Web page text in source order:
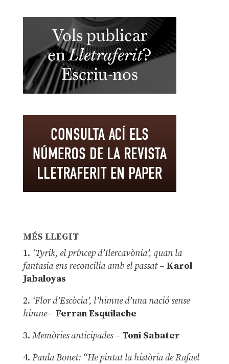
MÉS LLEGIT
1. ‘Tyrik, el príncep d’Ilercavònia’, quan la
fantasia ens reconcilia amb el passat– Karol
Jabaloyas
2. ‘Flor d’Escòcia’, l’himne d’una nació sense
himne– Ferran Esquilache
3. Memòries anticipades– Toni Sabater
4. Paula Bonet: “He pintat la història de Rafael